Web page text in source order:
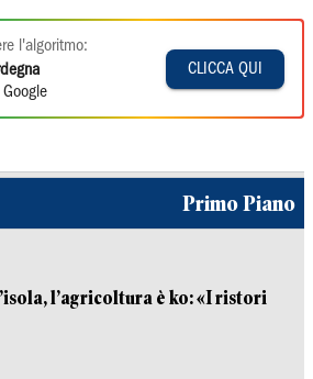
l'algoritmo:
CLICCA QUI
Primo Piano
l’agricoltura è ko: «I ristori